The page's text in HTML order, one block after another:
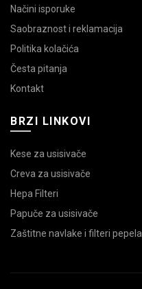
Načini isporuke
Saobraznost i reklamacija
Politika kolačića
Česta pitanja
Kontakt
BRZI LINKOVI
Kese za usisivače
Creva za usisivače
Hepa Filteri
Papuče za usisivače
Zaštitne navlake i filteri pepela